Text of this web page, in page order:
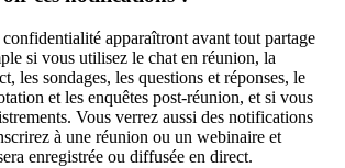
apparaîtront avant tout partage
si vous utilisez le chat en réunion, la
les sondages, les questions et réponses, le
et les enquêtes post-réunion, et si vous
Vous verrez aussi des notifications
à une réunion ou un webinaire et
enregistrée ou diffusée en direct.